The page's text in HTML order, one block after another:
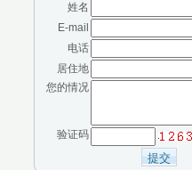
姓名
E-mail
电话
居住地
您的情况
验证码